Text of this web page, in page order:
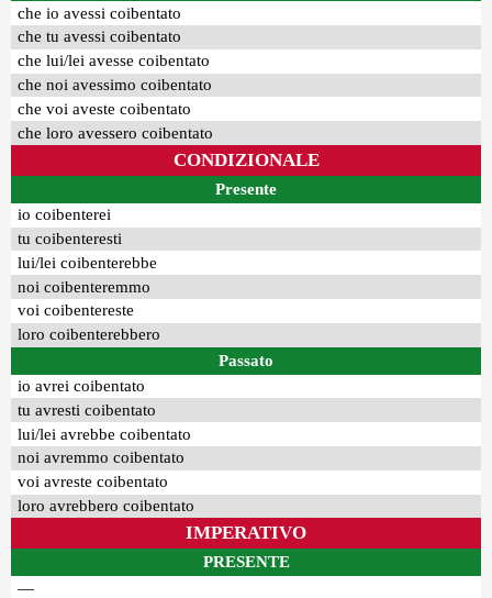
che io avessi coibentato
che tu avessi coibentato
che lui/lei avesse coibentato
che noi avessimo coibentato
che voi aveste coibentato
che loro avessero coibentato
CONDIZIONALE
Presente
io coibenterei
tu coibenteresti
lui/lei coibenterebbe
noi coibenteremmo
voi coibentereste
loro coibenterebbero
Passato
io avrei coibentato
tu avresti coibentato
lui/lei avrebbe coibentato
noi avremmo coibentato
voi avreste coibentato
loro avrebbero coibentato
IMPERATIVO
PRESENTE
—